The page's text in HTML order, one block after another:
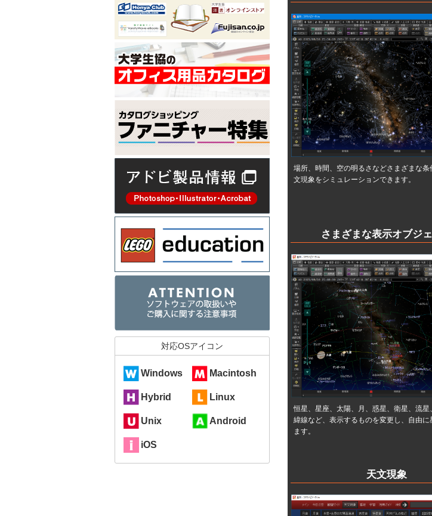
場所、時間、空の明るさなどさまざまな条
文現象をシミュレーションできます。
さまざまな表示オブジ
恒星、星座、太陽、月、惑星、衛星、流星
緯線など、表示するものを変更し、自由に
ます。
天文現象
対応OSアイコン
Windows Macintosh
Hybrid Linux
Unix Android
iOS